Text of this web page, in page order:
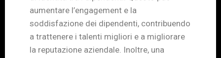
aumentare l’engagement e la
soddisfazione dei dipendenti, contribuendo
a trattenere i talenti migliori e a migliorare
la reputazione aziendale. Inoltre, una